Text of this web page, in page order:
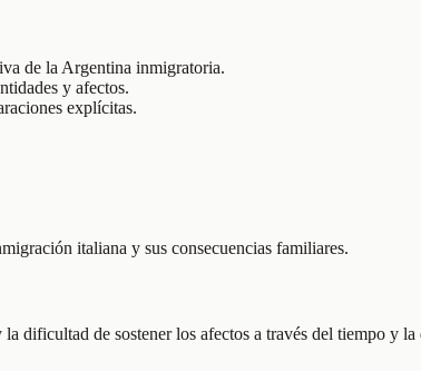
de la Argentina inmigratoria.
y afectos.
explícitas.
italiana y sus consecuencias familiares.
dificultad de sostener los afectos a través del tiempo y la